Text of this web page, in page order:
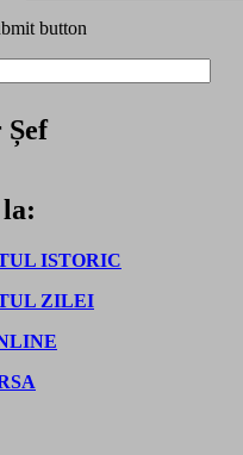
button
Șef
ISTORIC
ZILEI